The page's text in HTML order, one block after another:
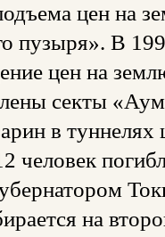
цен на
пузыря». В
цен на
секты
в
человек
на